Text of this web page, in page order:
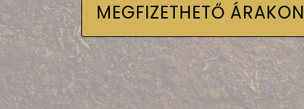
MEGFIZETHETŐ ÁRAKON